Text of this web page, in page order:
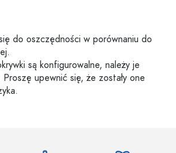
do oszczędności w porównaniu do
są konfigurowalne, należy je
upewnić się, że zostały one